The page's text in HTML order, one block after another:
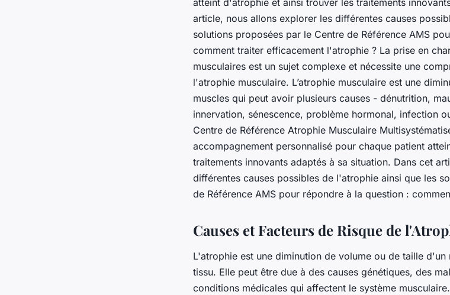
atteint d'atrophie et ainsi trouver les traitements
article, nous allons explorer les différentes causes
solutions proposées par le Centre de Référence AMS
comment traiter efficacement l'atrophie ? La prise en
musculaires est un sujet complexe et nécessite une
l'atrophie musculaire. L’atrophie musculaire est une
muscles qui peut avoir plusieurs causes - dénutrition,
innervation, sénescence, problème hormonal, infection
Centre de Référence Atrophie Musculaire
accompagnement personnalisé pour chaque patient
traitements innovants adaptés à sa situation. Dans cet
différentes causes possibles de l'atrophie ainsi que les
de Référence AMS pour répondre à la question :
Causes et Facteurs de Risque de
L'atrophie est une diminution de volume ou de taille
tissu. Elle peut être due à des causes génétiques, des
conditions médicales qui affectent le système